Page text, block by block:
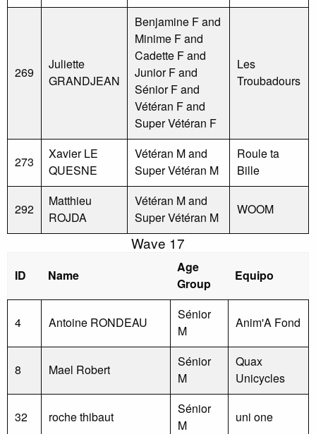
269
Juliette
GRANDJEAN
Benjamine F and
Minime F and
Cadette F and
Junior F and
Sénior F and
Vétéran F and
Super Vétéran F
Les
Troubadours
273
Xavier LE
QUESNE
Vétéran M and
Super Vétéran M
Roule ta
Bille
292
Matthieu
ROJDA
Vétéran M and
Super Vétéran M
WOOM
Wave 17
ID Name
Age
Group
Equipo
4 Antoine RONDEAU
Sénior
M
Anim'A Fond
8 Mael Robert
Sénior
M
Quax
Unicycles
32 roche thibaut
Sénior
M
uni one